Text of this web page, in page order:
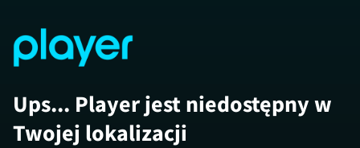
Ups... Player jest niedostępny w
Twojej lokalizacji